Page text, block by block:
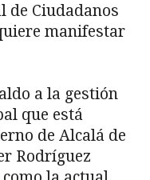
de Ciudadanos
manifestar
a la gestión
que está
de Alcalá de
Rodríguez